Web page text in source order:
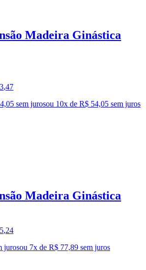
Madeira Ginástica
,47
sem jurosou 10x de R$ 54,05 sem juros
Madeira Ginástica
,24
jurosou 7x de R$ 77,89 sem juros